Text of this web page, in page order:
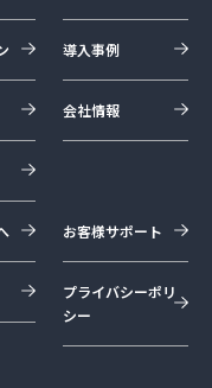
導入事例
会社情報
お客様サポート
プライバシーポリ
シー